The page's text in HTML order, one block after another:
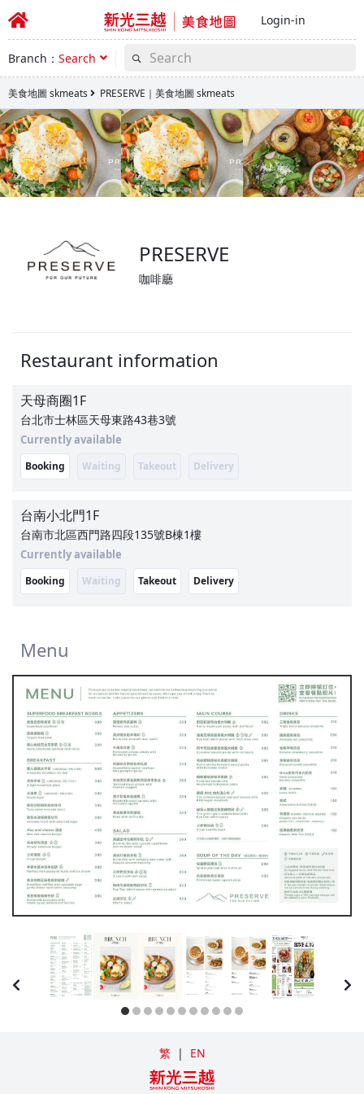
Login-in
Branch： Search
美食地圖 skmeats PRESERVE｜美食地圖 skmeats
PRESERVE
咖啡廳
Restaurant information
天母商圈1F
台北市士林區天母東路43巷3號
Currently available
Booking Waiting Takeout Delivery
台南小北門1F
台南市北區西門路四段135號B棟1樓
Currently available
Booking Waiting Takeout Delivery
Menu
繁 | EN